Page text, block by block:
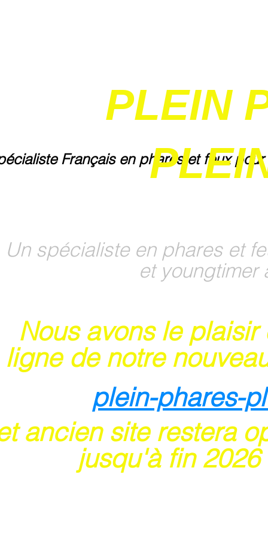
Français en phares et feux
Un spécialiste en phares et
et
Nous avons le
de notre
plein-phares-
ancien site restera
fin 2026
PLEIN